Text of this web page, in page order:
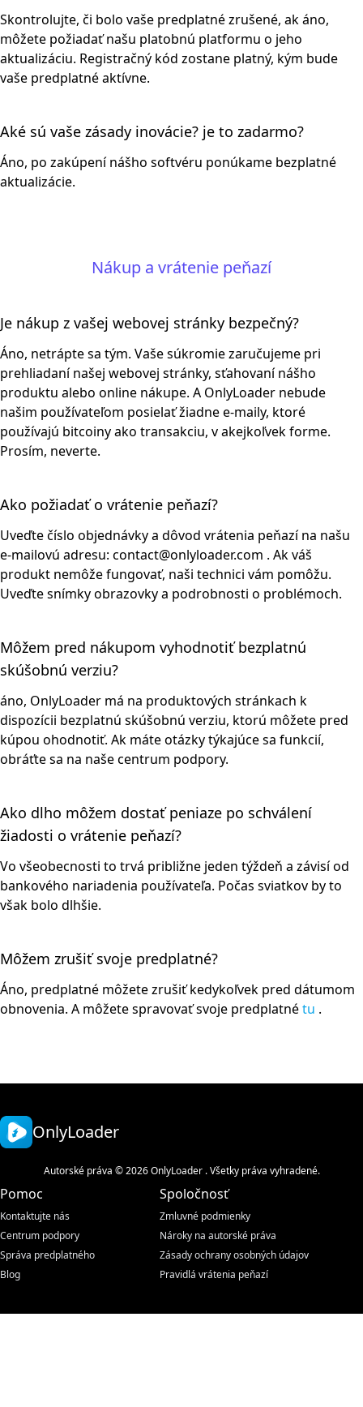
Skontrolujte, či bolo vaše predplatné zrušené, ak áno,
môžete požiadať našu platobnú platformu o jeho
aktualizáciu. Registračný kód zostane platný, kým bude
vaše predplatné aktívne.
Aké sú vaše zásady inovácie? je to zadarmo?
Áno, po zakúpení nášho softvéru ponúkame bezplatné
aktualizácie.
Nákup a vrátenie peňazí
Je nákup z vašej webovej stránky bezpečný?
Áno, netrápte sa tým. Vaše súkromie zaručujeme pri
prehliadaní našej webovej stránky, sťahovaní nášho
produktu alebo online nákupe. A OnlyLoader nebude
našim používateľom posielať žiadne e-maily, ktoré
používajú bitcoiny ako transakciu, v akejkoľvek forme.
Prosím, neverte.
Ako požiadať o vrátenie peňazí?
Uveďte číslo objednávky a dôvod vrátenia peňazí na našu
e-mailovú adresu: contact@onlyloader.com . Ak váš
produkt nemôže fungovať, naši technici vám pomôžu.
Uveďte snímky obrazovky a podrobnosti o problémoch.
Môžem pred nákupom vyhodnotiť bezplatnú
skúšobnú verziu?
áno, OnlyLoader má na produktových stránkach k
dispozícii bezplatnú skúšobnú verziu, ktorú môžete pred
kúpou ohodnotiť. Ak máte otázky týkajúce sa funkcií,
obráťte sa na naše centrum podpory.
Ako dlho môžem dostať peniaze po schválení
žiadosti o vrátenie peňazí?
Vo všeobecnosti to trvá približne jeden týždeň a závisí od
bankového nariadenia používateľa. Počas sviatkov by to
však bolo dlhšie.
Môžem zrušiť svoje predplatné?
Áno, predplatné môžete zrušiť kedykoľvek pred dátumom
obnovenia. A môžete spravovať svoje predplatnétu .
OnlyLoader
Autorské práva © 2026 OnlyLoader . Všetky práva vyhradené.
Pomoc
Kontaktujte nás
Centrum podpory
Správa predplatného
Blog
Spoločnosť
Zmluvné podmienky
Nároky na autorské práva
Zásady ochrany osobných údajov
Pravidlá vrátenia peňazí